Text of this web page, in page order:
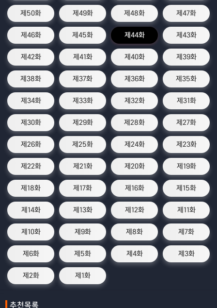
제50화 제49화 제48화 제47화
제46화 제45화 제44화 제43화
제42화 제41화 제40화 제39화
제38화 제37화 제36화 제35화
제34화 제33화 제32화 제31화
제30화 제29화 제28화 제27화
제26화 제25화 제24화 제23화
제22화 제21화 제20화 제19화
제18화 제17화 제16화 제15화
제14화 제13화 제12화 제11화
제10화 제9화 제8화 제7화
제6화 제5화 제4화 제3화
제2화 제1화
추천목록